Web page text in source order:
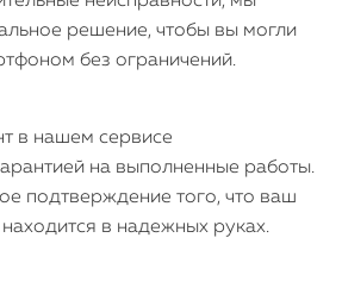
решение, чтобы вы могли
без ограничений.
в нашем сервисе
на выполненные работы.
подтверждение того, что ваш
в надежных руках.